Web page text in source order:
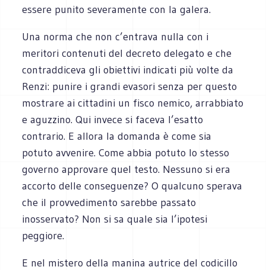
essere punito severamente con la galera.
Una norma che non c’entrava nulla con i
meritori contenuti del decreto delegato e che
contraddiceva gli obiettivi indicati più volte da
Renzi: punire i grandi evasori senza per questo
mostrare ai cittadini un fisco nemico, arrabbiato
e aguzzino. Qui invece si faceva l’esatto
contrario. E allora la domanda è come sia
potuto avvenire. Come abbia potuto lo stesso
governo approvare quel testo. Nessuno si era
accorto delle conseguenze? O qualcuno sperava
che il provvedimento sarebbe passato
inosservato? Non si sa quale sia l’ipotesi
peggiore.
E nel mistero della manina autrice del codicillo